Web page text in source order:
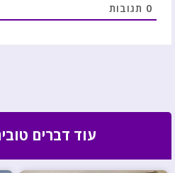
0 תגובות
עוד דברים